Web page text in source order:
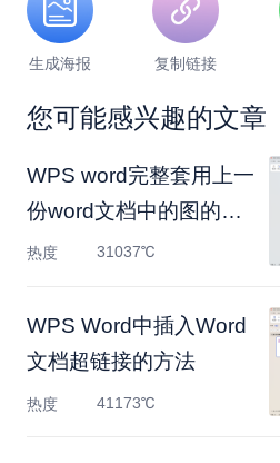
生成海报 复制链接
您可能感兴趣的文章
WPS word完整套用上一
份word文档中的图的方
法
热度 31037℃
WPS Word中插入Word
文档超链接的方法
热度 41173℃